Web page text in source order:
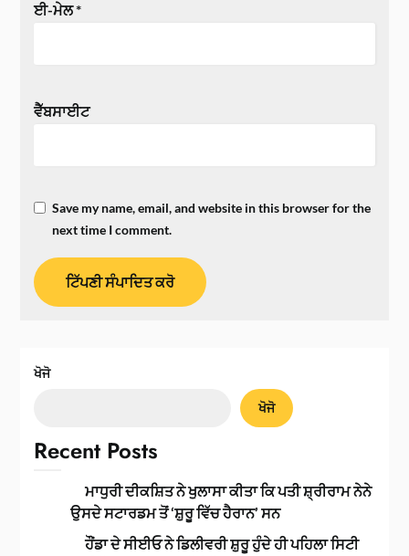
ਈ-ਮੇਲ*
ਵੈੱਬਸਾਈਟ
Save my name, email, and website in this browser for the
next time I comment.
ਖੋਜੋ
ਖੋਜੋ
Recent Posts
ਮਾਧੁਰੀ ਦੀਕਸ਼ਿਤ ਨੇ ਖੁਲਾਸਾ ਕੀਤਾ ਕਿ ਪਤੀ ਸ਼੍ਰੀਰਾਮ ਨੇਨੇ
ਉਸਦੇ ਸਟਾਰਡਮ ਤੋਂ ‘ਸ਼ੁਰੂ ਵਿੱਚ ਹੈਰਾਨ’ ਸਨ
ਹੌਂਡਾ ਦੇ ਸੀਈਓ ਨੇ ਡਿਲੀਵਰੀ ਸ਼ੁਰੂ ਹੁੰਦੇ ਹੀ ਪਹਿਲਾ ਸਿਟੀ